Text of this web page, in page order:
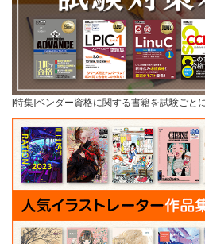
[特集]ベンダー資格に関する書籍を試験ご